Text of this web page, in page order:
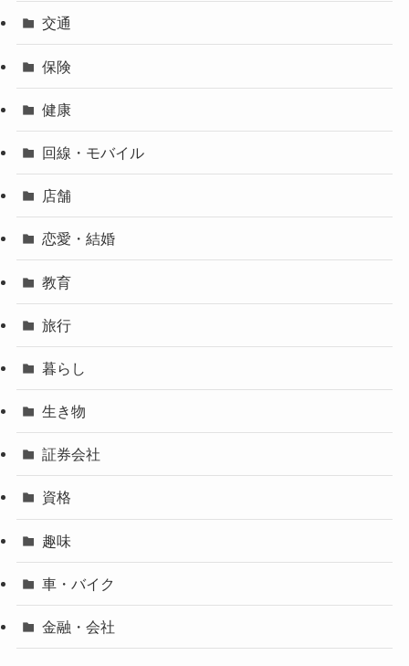
交通
保険
健康
回線・モバイル
店舗
恋愛・結婚
教育
旅行
暮らし
生き物
証券会社
資格
趣味
車・バイク
金融・会社